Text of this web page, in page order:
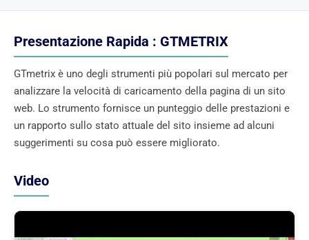
Presentazione Rapida : GTMETRIX
GTmetrix è uno degli strumenti più popolari sul mercato per
analizzare la velocità di caricamento della pagina di un sito
web. Lo strumento fornisce un punteggio delle prestazioni e
un rapporto sullo stato attuale del sito insieme ad alcuni
suggerimenti su cosa può essere migliorato.
Video